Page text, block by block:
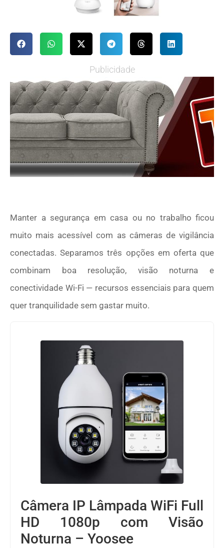
Publicidade
Manter a segurança em casa ou no trabalho ficou
muito mais acessível com as câmeras de vigilância
conectadas. Separamos três opções em oferta que
combinam boa resolução, visão noturna e
conectividade Wi-Fi — recursos essenciais para quem
quer tranquilidade sem gastar muito.
Câmera IP Lâmpada WiFi Full
HD 1080p com Visão
Noturna – Yoosee